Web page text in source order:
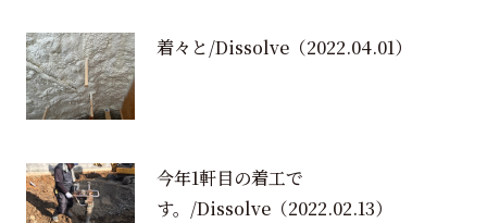
着々と/Dissolve（2022.04.01）
今年1軒目の着工で
す。/Dissolve（2022.02.13）